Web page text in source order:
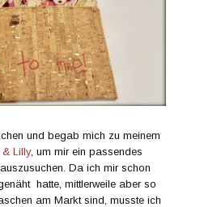
und begab mich zu meinem
& Lilly, um mir ein passendes
Da ich mir schon
hatte, mittlerweile aber so
am Markt sind, musste ich